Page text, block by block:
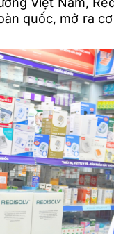
quốc, mở ra